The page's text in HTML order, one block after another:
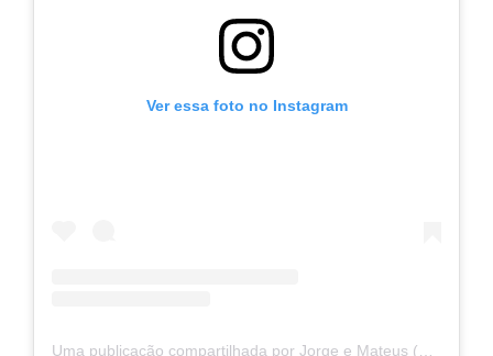
Ver essa foto no Instagram